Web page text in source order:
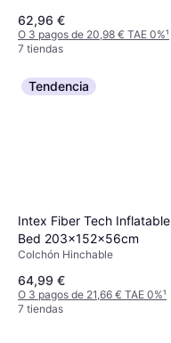
62,96 €
O 3 pagos de 20,98 € TAE 0%¹
7 tiendas
Tendencia
Intex Fiber Tech Inflatable
Bed 203x152x56cm
Colchón Hinchable
64,99 €
O 3 pagos de 21,66 € TAE 0%¹
7 tiendas